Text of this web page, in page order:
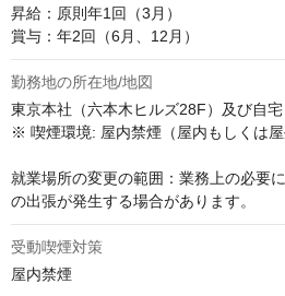
昇給：原則年1回（3月）
賞与：年2回（6月、12月）
勤務地の所在地/地図
東京本社（六本木ヒルズ28F）及び自宅
※ 喫煙環境: 屋内禁煙（屋内もしくは屋
就業場所の変更の範囲：業務上の必要
の出張が発生する場合があります。
受動喫煙対策
屋内禁煙